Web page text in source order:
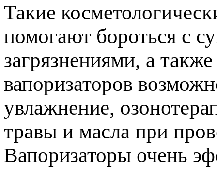
Такие
помогают бороться с
загрязнениями, а
вапоризаторов
увлажнение,
травы и масла при
Вапоризаторы очень